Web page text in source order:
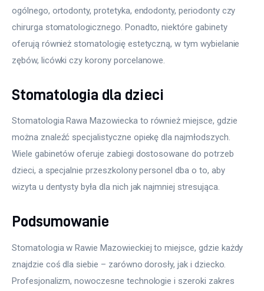
ogólnego, ortodonty, protetyka, endodonty, periodonty czy
chirurga stomatologicznego. Ponadto, niektóre gabinety
oferują również stomatologię estetyczną, w tym wybielanie
zębów, licówki czy korony porcelanowe.
Stomatologia dla dzieci
Stomatologia Rawa Mazowiecka to również miejsce, gdzie
można znaleźć specjalistyczne opiekę dla najmłodszych.
Wiele gabinetów oferuje zabiegi dostosowane do potrzeb
dzieci, a specjalnie przeszkolony personel dba o to, aby
wizyta u dentysty była dla nich jak najmniej stresująca.
Podsumowanie
Stomatologia w Rawie Mazowieckiej to miejsce, gdzie każdy
znajdzie coś dla siebie – zarówno dorosły, jak i dziecko.
Profesjonalizm, nowoczesne technologie i szeroki zakres